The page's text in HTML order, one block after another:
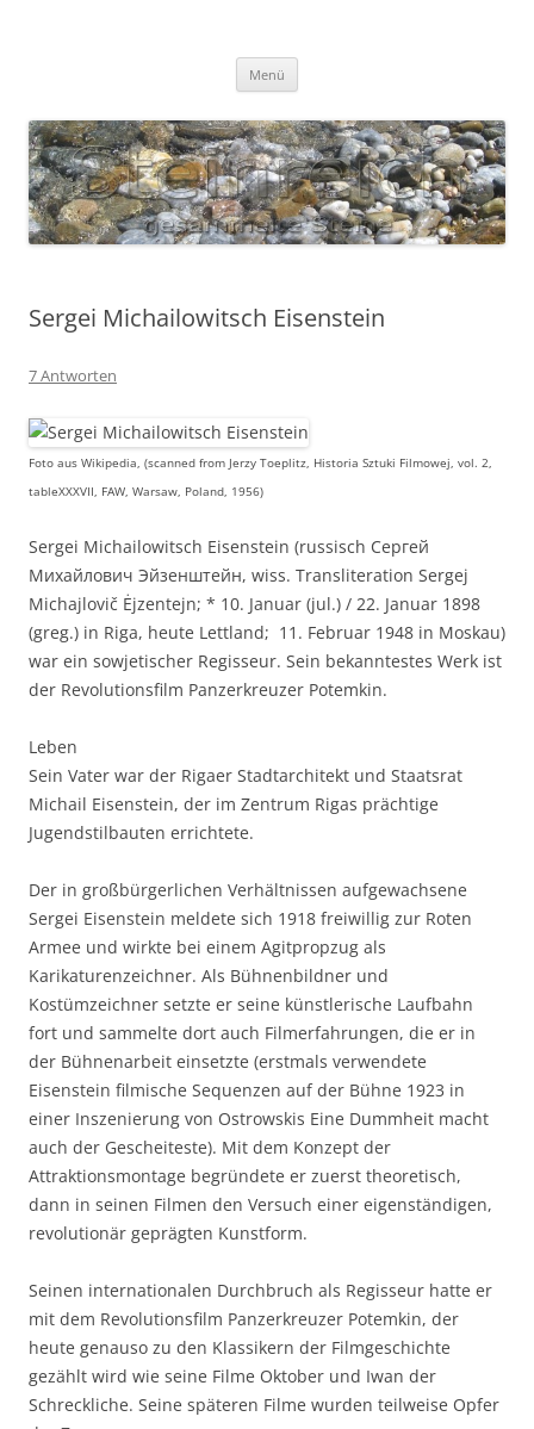
Menü
Sergei Michailowitsch Eisenstein
7 Antworten
Foto aus Wikipedia, (scanned from Jerzy Toeplitz, Historia Sztuki Filmowej, vol. 2,
tableXXXVII, FAW, Warsaw, Poland, 1956)
Sergei Michailowitsch Eisenstein (russisch Сергей
Михайлович Эйзенштейн, wiss. Transliteration Sergej
Michajlovič Ėjzentejn; * 10. Januar (jul.) / 22. Januar 1898
(greg.) in Riga, heute Lettland;  11. Februar 1948 in Moskau)
war ein sowjetischer Regisseur. Sein bekanntestes Werk ist
der Revolutionsfilm Panzerkreuzer Potemkin.
Leben
Sein Vater war der Rigaer Stadtarchitekt und Staatsrat
Michail Eisenstein, der im Zentrum Rigas prächtige
Jugendstilbauten errichtete.
Der in großbürgerlichen Verhältnissen aufgewachsene
Sergei Eisenstein meldete sich 1918 freiwillig zur Roten
Armee und wirkte bei einem Agitpropzug als
Karikaturenzeichner. Als Bühnenbildner und
Kostümzeichner setzte er seine künstlerische Laufbahn
fort und sammelte dort auch Filmerfahrungen, die er in
der Bühnenarbeit einsetzte (erstmals verwendete
Eisenstein filmische Sequenzen auf der Bühne 1923 in
einer Inszenierung von Ostrowskis Eine Dummheit macht
auch der Gescheiteste). Mit dem Konzept der
Attraktionsmontage begründete er zuerst theoretisch,
dann in seinen Filmen den Versuch einer eigenständigen,
revolutionär geprägten Kunstform.
Seinen internationalen Durchbruch als Regisseur hatte er
mit dem Revolutionsfilm Panzerkreuzer Potemkin, der
heute genauso zu den Klassikern der Filmgeschichte
gezählt wird wie seine Filme Oktober und Iwan der
Schreckliche. Seine späteren Filme wurden teilweise Opfer